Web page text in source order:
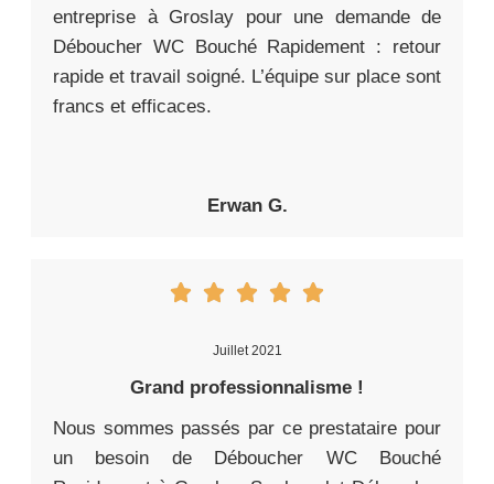
entreprise à Groslay pour une demande de
Déboucher WC Bouché Rapidement : retour
rapide et travail soigné. L’équipe sur place sont
francs et efficaces.
Erwan G.
Juillet 2021
Grand professionnalisme !
Nous sommes passés par ce prestataire pour
un besoin de Déboucher WC Bouché